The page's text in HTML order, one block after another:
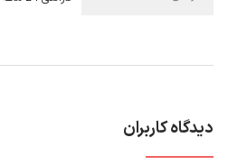
دیدگاه کاربران